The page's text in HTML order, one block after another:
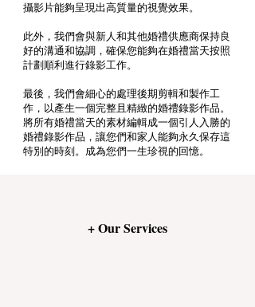
攝影片能夠呈現出高質量的視覺效果。
此外，我們會與新人和其他婚禮供應商保持良
好的溝通和協調，確保您能夠在婚禮當天按照
計劃順利進行錄影工作。
最後，我們會細心的處理後期剪輯和製作工
作，以產生一個完整且精緻的婚禮錄影作品。
將所有婚禮當天的素材編輯成一個引人入勝的
婚禮錄影作品，讓您們和家人能夠永久保存這
特別的時刻。成為您們一生珍視的回憶。
+ Our Services